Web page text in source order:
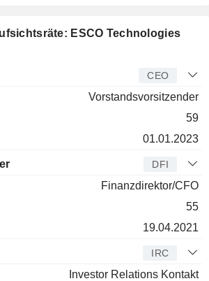
ESCO Technologies
CEO
Vorstandsvorsitzender
59
01.01.2023
DFI
Finanzdirektor/CFO
55
19.04.2021
IRC
Investor Relations Kontakt